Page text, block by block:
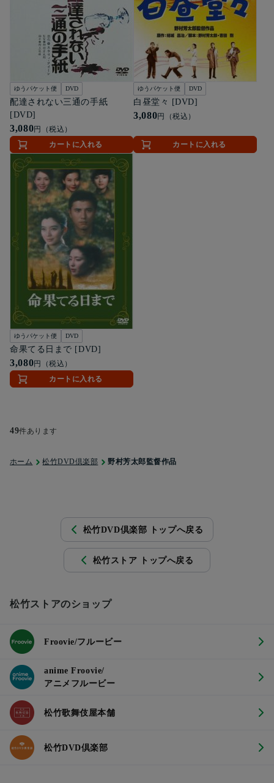
ゆうパケット便 DVD
配達されない三通の手紙
[DVD]
3,080円（税込）
カートに入れる
ゆうパケット便 DVD
白昼堂々 [DVD]
3,080円（税込）
カートに入れる
ゆうパケット便 DVD
命果てる日まで [DVD]
3,080円（税込）
カートに入れる
49件あります
ホーム 松竹DVD倶楽部 野村芳太郎監督作品
松竹DVD倶楽部 トップへ戻る
松竹ストア トップへ戻る
松竹ストアのショップ
Froovie/フルービー
anime Froovie/
アニメフルービー
松竹歌舞伎屋本舗
松竹DVD倶楽部